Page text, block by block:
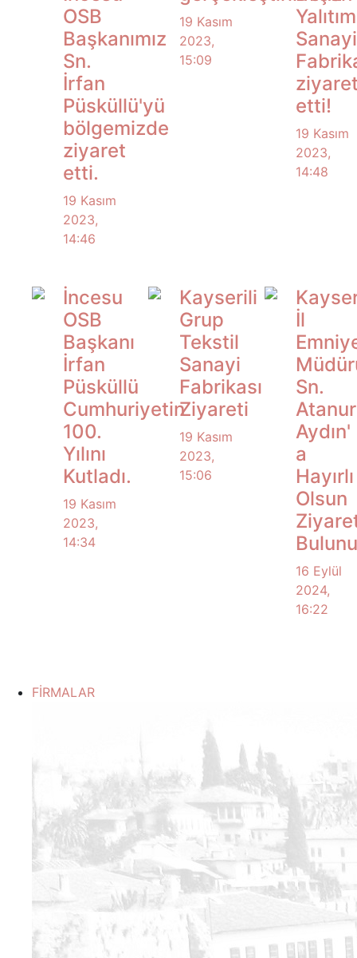
OSB
Başkanımız
Sn.
İrfan
Püsküllü'yü
bölgemizde
ziyaret
etti.
19 Kasım
2023,
14:46
19 Kasım
2023,
15:09
Yalıtım
Sanayi
etti!
19 Kasım
2023,
14:48
İncesu
OSB
Başkanı
İrfan
Püsküllü
Cumhuriyetin
100.
Yılını
Kutladı.
19 Kasım
2023,
14:34
Kayserili
Grup
Tekstil
Sanayi
Fabrikası
Ziyareti
19 Kasım
2023,
15:06
İl
Sn.
Atanur
Aydın'
a
Hayırlı
Olsun
16 Eylül
2024,
16:22
FİRMALAR